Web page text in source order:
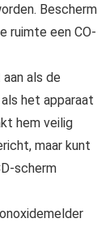
Bescherm
ruimte een CO-
als de
het apparaat
hem veilig
maar kunt
scherm